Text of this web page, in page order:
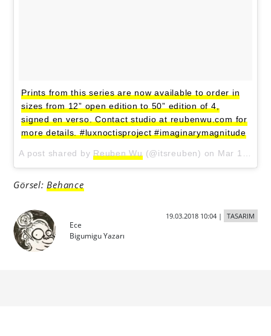
Prints from this series are now available to order in
sizes from 12” open edition to 50” edition of 4,
signed en verso. Contact studio at reubenwu.com for
more details. #luxnoctisproject #imaginarymagnitude
A post shared byReuben Wu(@itsreuben) on Mar 15, 2018 at 6:44am PDT
Görsel:Behance
Ece
Bigumigu Yazarı
19.03.2018 10:04| TASARIM